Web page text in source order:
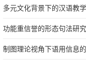
多元文化背景下的汉语教
功能重信誉的形态句法研
制图理论视角下语用信息